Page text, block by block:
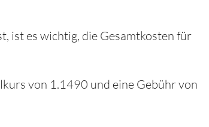
ist es wichtig, die Gesamtkosten für
von 1.1490 und eine Gebühr von